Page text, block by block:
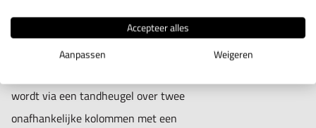
Deze hoogtemeter is extra stabiel door
wordt via een tandheugel over twee
onafhankelijke kolommen met een
Accepteer alles
Aanpassen
Weigeren